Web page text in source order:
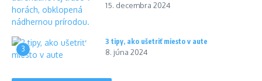
15. decembra 2024
3
3 tipy, ako ušetriť miesto v aute
8. júna 2024